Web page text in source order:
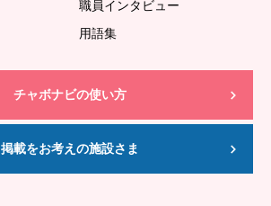
職員インタビュー
用語集
チャボナビの使い方
掲載をお考えの施設さま